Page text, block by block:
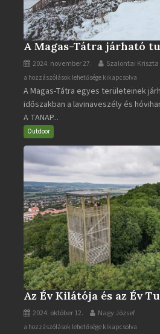
A Magas-Tátra járható
2024. november 27. Szalontai Kriszta
A
Magas-
Tátra
járható
turistaútjai
a hozzászólások lehetősége kikapcsolva
A Magas-Tátra egyes területeinek
időszakban a lavinaveszély és
A TANAP...
Outdoor
Az Év Kilátója és az Év
2024. október 12. Nagy József
Az
a hozzászólások lehetősége kikapcsolva